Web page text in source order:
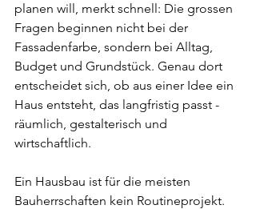
planen will, merkt schnell: Die grossen
Fragen beginnen nicht bei der
Fassadenfarbe, sondern bei Alltag,
Budget und Grundstück. Genau dort
entscheidet sich, ob aus einer Idee ein
Haus entsteht, das langfristig passt -
räumlich, gestalterisch und
wirtschaftlich.
Ein Hausbau ist für die meisten
Bauherrschaften kein Routineprojekt.